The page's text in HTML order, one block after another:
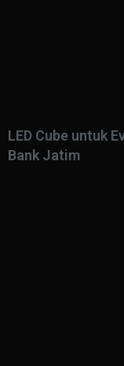
LED Cube untuk
Bank Jatim